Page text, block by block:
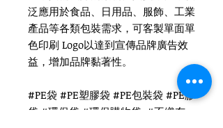
泛應用於食品、日用品、服飾、工業
產品等各類包裝需求，可客製單面單
色印刷 Logo以達到宣傳品牌廣告效
益，增加品牌黏著性。
#PE袋 #PE塑膠袋 #PE包裝袋 #PE膠
袋 #環保袋 #環保購物袋 #不織布